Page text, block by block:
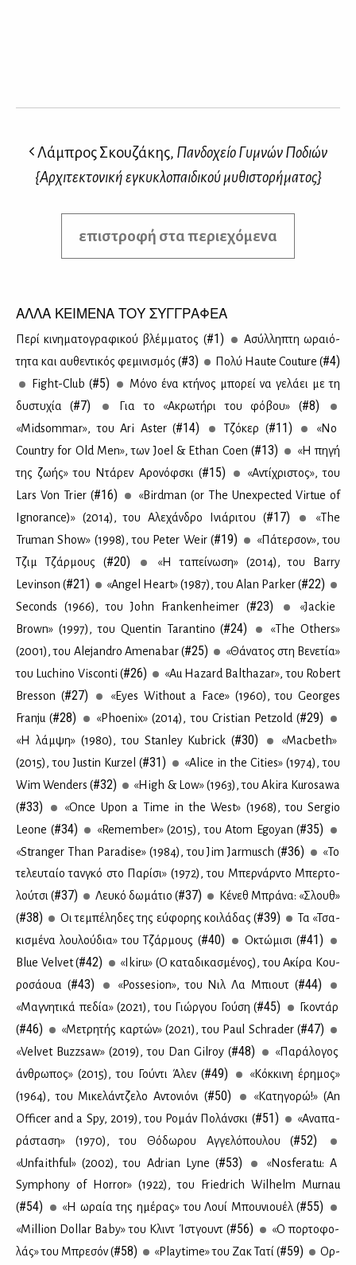
Λάμπρος Σκουζάκης, Πανδοχείο Γυμνών Ποδιών
{Αρχιτεκτονική εγκυκλοπαιδικού μυθιστορήματος}
επιστροφή στα περιεχόμενα
ΑΛΛΑ ΚΕΙΜΕΝΑ ΤΟΥ ΣΥΓΓΡΑΦΕΑ
Πε­ρί κι­νη­μα­το­γρα­φι­κού βλέμ­μα­τος (#1)
Ασύλ­λη­πτη ωραιό­
τη­τα και αυ­θε­ντι­κός φε­μι­νι­σμός (#3) Πο­λύ Haute Couture (#4)
Fight-Club (#5)
Μό­νο ένα κτή­νος μπο­ρεί να γε­λά­ει με τη
δυ­στυ­χία (#7) Για το «Ακρω­τή­ρι του φό­βου» (#8)
«Midsommar», του Ari Aster (#14) Tζό­κερ (#11)
«No
Country for Old Men», των Joel & Ethan Coen (#13)
«Η πη­γή
της ζω­ής» του Ντά­ρεν Αρο­νόφ­σκι (#15)
«Αντί­χρι­στος», του
Lars Von Trier (#16)
«Birdman (or The Unexpected Virtue of
Ignorance)» (2014), του Αλε­χάν­δρο Ινιά­ρι­του (#17)
«The
Truman Show» (1998), του Peter Weir (#19)
«Πά­τερ­σον», του
Τζιμ Τζάρ­μους (#20)
«Η τα­πεί­νω­ση» (2014), του Barry
Levinson (#21) «Angel Heart» (1987), του Alan Parker (#22)
Seconds (1966), του John Frankenheimer (#23)
«Jackie
Brown» (1997), του Quentin Tarantino (#24)
«The Others»
(2001), του Alejandro Amenabar (#25)
«Θά­να­τος στη Βε­νε­τία»
του Luchino Visconti (#26)
«Au Hazard Balthazar», του Robert
Bresson (#27)
«Eyes Without a Face» (1960), του Georges
Franju (#28) «Phoenix» (2014), του Cristian Petzold (#29)
«Η λάμ­ψη» (1980), του Stanley Kubrick (#30)
«Macbeth»
(2015), του Justin Kurzel (#31)
«Alice in the Cities» (1974), του
Wim Wenders (#32)
«High & Low» (1963), του Akira Kurosawa
(#33)
«Once Upon a Time in the West» (1968), του Sergio
Leone (#34) «Remember» (2015), του Atom Egoyan (#35)
«Stranger Than Paradise» (1984), του Jim Jarmusch (#36)
«To
τε­λευ­ταίο ταν­γκό στο Πα­ρί­σι» (1972), του Μπερ­νάρ­ντο Μπερ­το­
λού­τσι (#37) Λευ­κό δω­μά­τιο (#37)
Κέ­νεθ Μπρά­να: «Σλουθ»
(#38) Οι τε­μπέ­λη­δες της εύ­φο­ρης κοι­λά­δας (#39)
Τα «Τσα­
κι­σμέ­να λου­λού­δια» του Τζάρ­μους (#40) Οκτώ­μι­σι (#41)
Blue Velvet (#42)
«Ikiru» (Ο κα­τα­δι­κα­σμέ­νος), του Aκί­ρα Κου­
ρο­σά­ουα (#43) «Possesion», του Νιλ Λα Μπιουτ (#44)
«Μα­γνη­τι­κά πε­δία» (2021), του Γιώρ­γου Γού­ση (#45)
Γκο­ντάρ
(#46) «Με­τρη­τής καρ­τών» (2021), του Paul Schrader (#47)
«Velvet Buzzsaw» (2019), του Dan Gilroy (#48)
«Πα­ρά­λο­γος
άν­θρω­πος» (2015), του Γού­ντι Άλεν (#49)
«Κόκ­κι­νη έρη­μος»
(1964), του Mι­κε­λάν­τζε­λο Αντο­νιό­νι (#50)
«Κα­τη­γο­ρώ!» (An
Officer and a Spy, 2019), του Ρο­μάν Πο­λάν­σκι (#51)
«Ανα­πα­
ρά­στα­ση» (1970), του Θό­δω­ρου Αγ­γε­λό­που­λου (#52)
«Unfaithful» (2002), του Adrian Lyne (#53)
«Nosferatu: A
Symphony of Horror» (1922), του Friedrich Wilhelm Murnau
(#54) «Η ωραία της ημέ­ρας» του Λουί Μπου­νιου­έλ (#55)
«Million Dollar Baby» του Κλιντ Ίστ­γουντ (#56)
«Ο πορ­το­φο­
λάς» του Μπρε­σόν (#58) «Playtime» του Ζακ Τα­τί (#59)
Ορ­